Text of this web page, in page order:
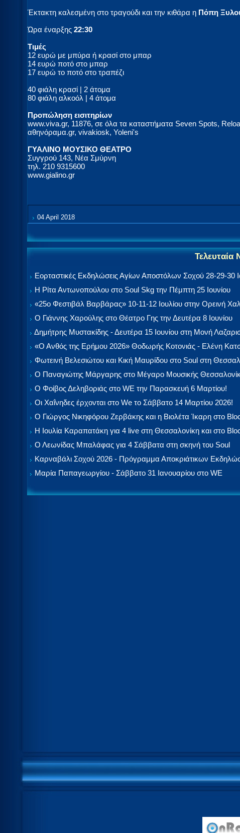
Έκτακτη καλεσμένη στο τραγούδι και την κιθάρα η Πόπη
Ώρα έναρξης 22:30
Τιμές
12 ευρώ με μπύρα ή κρασί στο μπαρ
14 ευρώ ποτό στο μπαρ
17 ευρώ το ποτό στο τραπέζι
40 φιάλη κρασί | 2 άτομα
80 φιάλη αλκοόλ | 4 άτομα
Προπώληση εισιτηρίων
www.viva.gr, 11876, σε όλα τα καταστήματα Seven Spots,
αθηνόραμα.gr, vivakiosk, Yoleni's
ΓΥΑΛΙΝΟ ΜΟΥΣΙΚΟ ΘΕΑΤΡΟ
Συγγρού 143, Νέα Σμύρνη
τηλ. 210 9315600
www.gialino.gr
04 April 2018
Τελευταία
Εορταστικές Εκδηλώσεις Αγίων Αποστόλων Σοχού 28-29-30
Η Ρίτα Αντωνοπούλου στο Soul Skg την Πέμπτη 25 Ιουνίου
«25ο Φεστιβάλ Βαρβάρας» 10-11-12 Ιουλίου στην Ορεινή
Ο Γιάννης Χαρούλης στο Θέατρο Γης την Δευτέρα 8 Ιουνίου
Δημήτρης Μυστακίδης - Δευτέρα 15 Ιουνίου στη Μονή
«Ο Ανθός της Ερήμου 2026» Θοδωρής Κοτονιάς - Ελένη
Φωτεινή Βελεσιώτου και Κική Μαυρίδου στο Soul στη
Ο Παναγιώτης Μάργαρης στο Μέγαρο Μουσικής
Ο Φοίβος Δεληβοριάς στο WE την Παρασκευή 6 Μαρτίου!
Οι Χαΐνηδες έρχονται στο We το Σάββατο 14 Μαρτίου 2026!
Ο Γιώργος Νικηφόρου Ζερβάκης και η Βιολέτα Ίκαρη στο
Η Ιουλία Καραπατάκη για 4 live στη Θεσσαλονίκη και στο
Ο Λεωνίδας Μπαλάφας για 4 Σάββατα στη σκηνή του Soul
Καρναβάλι Σοχού 2026 - Πρόγραμμα Αποκριάτικων
Μαρία Παπαγεωργίου - Σάββατο 31 Ιανουαρίου στο WE